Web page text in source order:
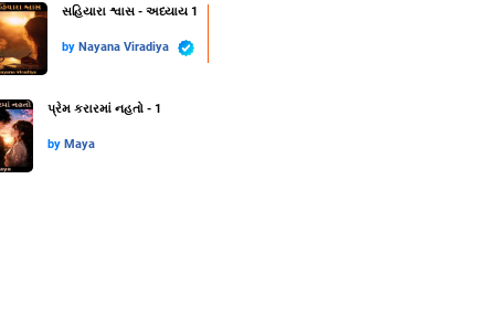
સહિયારા શ્વાસ - અધ્યાય 1
by Nayana Viradiya
પ્રેમ કરારમાં નહતો - 1
by Maya